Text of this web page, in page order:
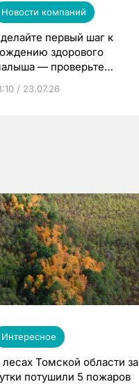
Новости компаний
первый шаг к
здорового
— проверьте
ОМС!
/ 23.07.26
Интересное
лесах Томской области за
потушили 5 пожаров